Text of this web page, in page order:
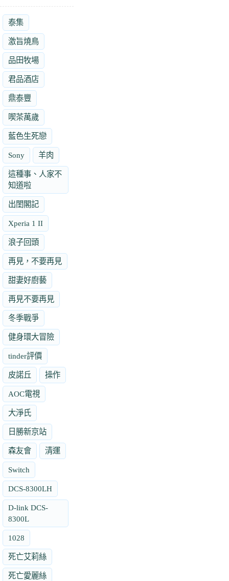
泰集
激旨燒鳥
品田牧場
君品酒店
鼎泰豐
喫茶萬歲
藍色生死戀
Sony 羊肉
這種事、人家不
知道啦
出閨閣記
Xperia 1 II
浪子回頭
再見，不要再見
甜妻好廚藝
再見不要再見
冬季戰爭
健身環大冒險
tinder評價
皮諾丘 操作
AOC電視
大淨氏
日勝新京站
森友會 清運
Switch
DCS-8300LH
D-link DCS-
8300L
1028
死亡艾莉絲
死亡愛麗絲